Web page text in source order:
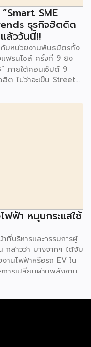
รวมถึงคณะครู ผู้ปกครอง
เรียน ชุมชนเกาะมุสลิม
ำจัดมูลฝอยด้วยวิธีการ
อื่นๆ อีกมากมาย กับ
ง อาทิ การลงพื้นที่
SME
ธุรกิจฮิตติด
ล้ววันนี้!!
บหน่วยงานพันธมิตรทั้ง
ฟรนไชส์ ครั้งที่ 9 ยิ่ง
ภายใต้คอนเซ็ปต์ 9
ต ไม่ว่าจะเป็น Street
Education Trends,
Trends,
ฟฟ้า หนุนกระแสใช้
ที่บริหารและกรรมการผู้
กล่าวว่า บางจากฯ ได้จับ
านไฟฟ้าหรือรถ EV ใน
การเปลี่ยนผ่านพลังงาน
EV ทั้งในกรุงเทพฯ
ยความร่วมมือครั้งนี้